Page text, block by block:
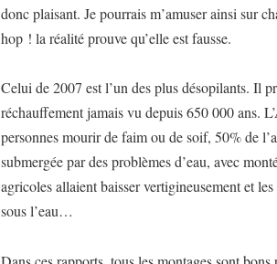
donc plaisant. Je pourrais m’amuser ainsi sur
hop ! la réalité prouve qu’elle est fausse.
Celui de 2007 est l’un des plus désopilants. Il
réchauffement jamais vu depuis 650 000 ans.
personnes mourir de faim ou de soif, 50% de
submergée par des problèmes d’eau, avec
agricoles allaient baisser vertigineusement et
sous l’eau…